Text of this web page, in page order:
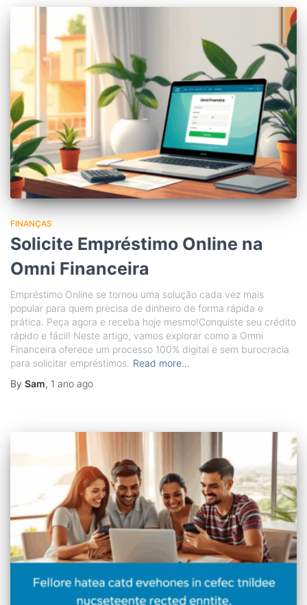
FINANÇAS
Solicite Empréstimo Online na
Omni Financeira
Empréstimo Online se tornou uma solução cada vez mais
popular para quem precisa de dinheiro de forma rápida e
prática. Peça agora e receba hoje mesmo!Conquiste seu crédito
rápido e fácil! Neste artigo, vamos explorar como a Omni
Financeira oferece um processo 100% digital e sem burocracia
para solicitar empréstimos. Read more…
By Sam, 1 ano ago